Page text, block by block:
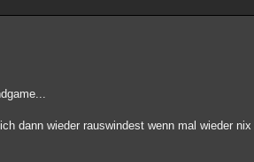
dann wieder rauswindest wenn mal wieder